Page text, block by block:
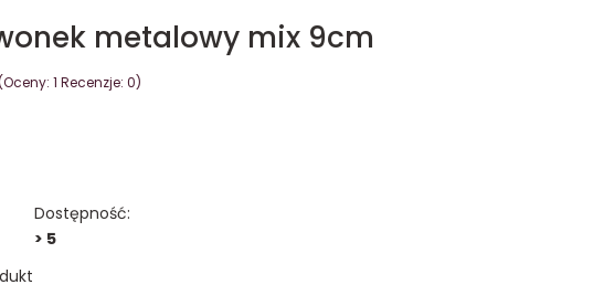
metalowy mix 9cm
1 Recenzje: 0)
Dostępność:
> 5